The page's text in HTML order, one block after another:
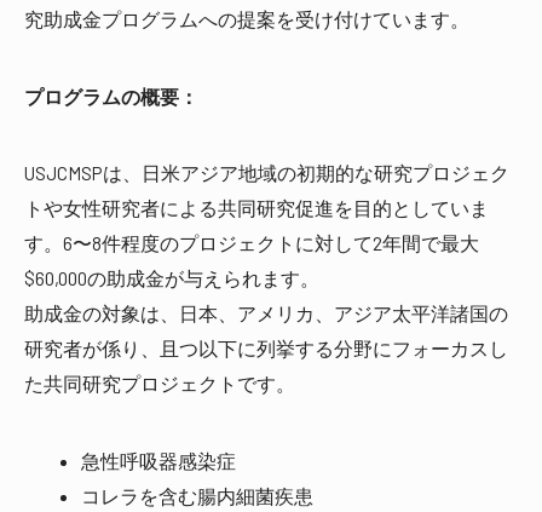
究助成金プログラムへの提案を受け付けています。
プログラムの概要：
USJCMSPは、日米アジア地域の初期的な研究プロジェク
トや女性研究者による共同研究促進を目的としていま
す。6〜8件程度のプロジェクトに対して2年間で最大
$60,000の助成金が与えられます。
助成金の対象は、日本、アメリカ、アジア太平洋諸国の
研究者が係り、且つ以下に列挙する分野にフォーカスし
た共同研究プロジェクトです。
急性呼吸器感染症
コレラを含む腸内細菌疾患